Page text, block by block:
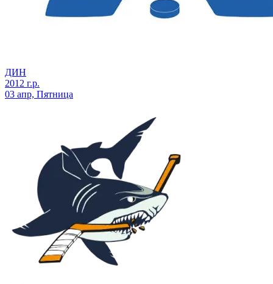
ДИН
2012 г.р.
03 апр, Пятница